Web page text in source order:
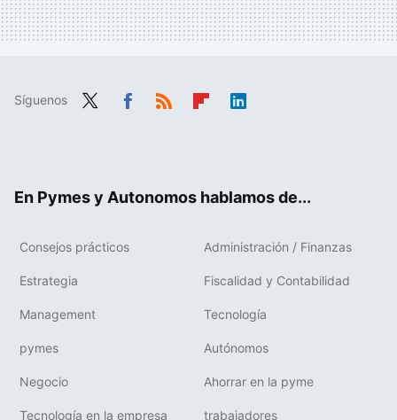
Síguenos
En Pymes y Autonomos hablamos de...
Consejos prácticos Administración / Finanzas
Estrategia Fiscalidad y Contabilidad
Management Tecnología
pymes Autónomos
Negocio Ahorrar en la pyme
Tecnología en la empresa trabajadores